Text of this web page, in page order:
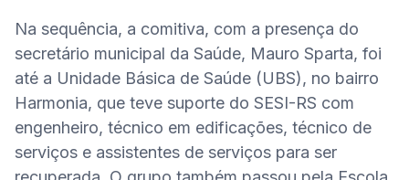
Na sequência, a comitiva, com a presença do
secretário municipal da Saúde, Mauro Sparta, foi
até a Unidade Básica de Saúde (UBS), no bairro
Harmonia, que teve suporte do SESI-RS com
engenheiro, técnico em edificações, técnico de
serviços e assistentes de serviços para ser